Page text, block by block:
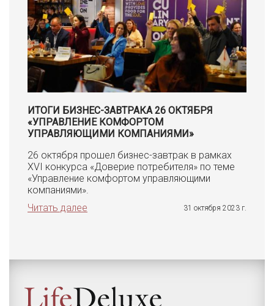
ИТОГИ БИЗНЕС-ЗАВТРАКА 26 ОКТЯБРЯ
«УПРАВЛЕНИЕ КОМФОРТОМ
УПРАВЛЯЮЩИМИ КОМПАНИЯМИ»
26 октября прошел бизнес-завтрак в рамках
XVI конкурса «Доверие потребителя» по теме
«Управление комфортом управляющими
компаниями».
Читать далее
31 октября 2023 г.